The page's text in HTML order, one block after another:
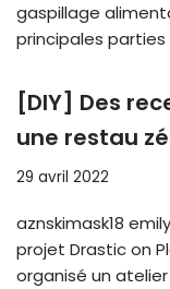
gaspillage
principales
[DIY] Des
une restau
29 avril 2022
aznskimask18
projet Drastic on
organisé un